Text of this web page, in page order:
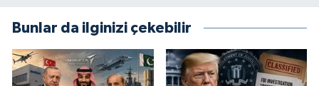
Bunlar da ilginizi çekebilir